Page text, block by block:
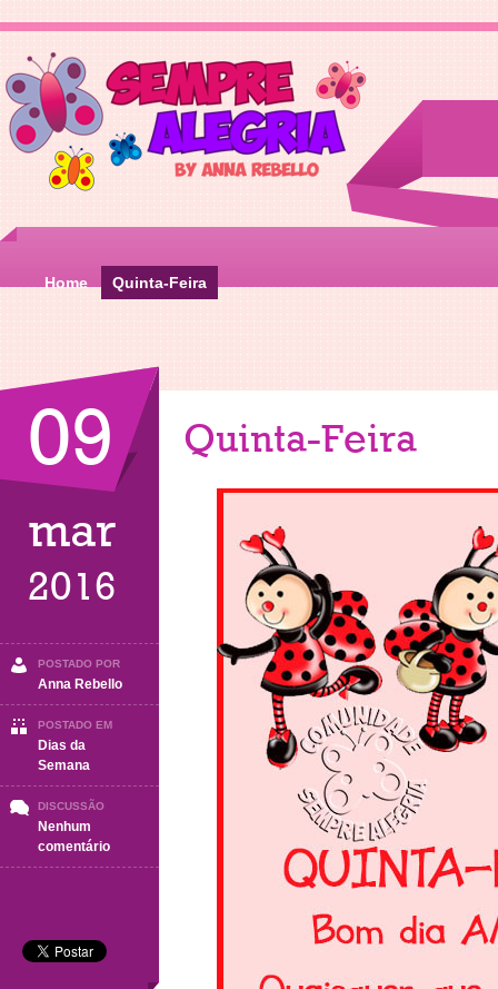
Home Quinta-Feira
09
mar
2016
POSTADO POR
Anna Rebello
POSTADO EM
Dias da
Semana
DISCUSSÃO
Nenhum
comentárioem
Quinta-
Quinta-Feira